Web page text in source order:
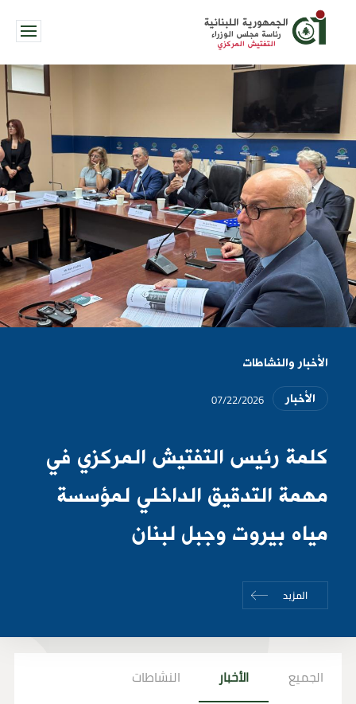
الجمهورية اللبنانية
رئاسة مجلس الوزراء
التفتيش المركزي
الأخبار والنشاطات
الأخبار 07/22/2026
كلمة رئيس التفتيش المركزي في
مهمة التدقيق الداخلي لمؤسسة
مياه بيروت وجبل لبنان
المزيد
الجميع الأخبار النشاطات